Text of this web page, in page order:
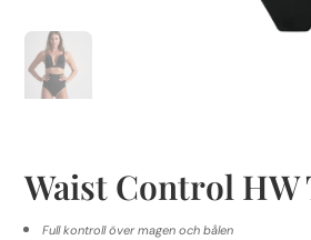
Waist Control HW
Full kontroll över magen och bålen